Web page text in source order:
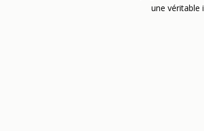
une véritable